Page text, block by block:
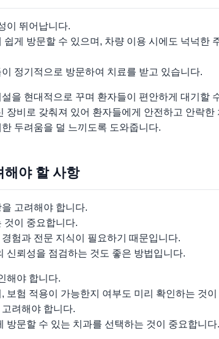
이 뛰어납니다.
게 방문할 수 있으며, 차량 이용 시에도 넉넉한
정기적으로 방문하여 치료를 받고 있습니다.
을 현대적으로 꾸며 환자들이 편안하게 대기할
장비로 갖춰져 있어 환자들에게 안전하고 안락한
두려움을 덜 느끼도록 도와줍니다.
해야 할 사항
고려해야 합니다.
것이 중요합니다.
험과 전문 지식이 필요하기 때문입니다.
신뢰성을 점검하는 것도 좋은 방법입니다.
해야 합니다.
보험 적용이 가능한지 여부도 미리 확인하는 것
려해야 합니다.
방문할 수 있는 치과를 선택하는 것이 중요합니다.